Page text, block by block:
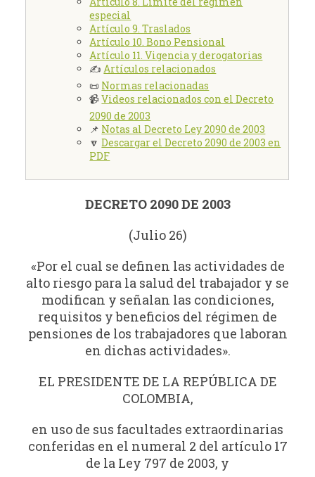
especial
Artículo 9. Traslados
Artículo 10. Bono Pensional
Artículo 11. Vigencia y derogatorias
✍️ Artículos relacionados
📜 Normas relacionadas
📹Videos relacionados con el Decreto
2090 de 2003
📌 Notas al Decreto Ley 2090 de 2003
🔽Descargar el Decreto 2090 de 2003 en
PDF
DECRETO 2090 DE 2003
(Julio 26)
«Por el cual se definen las actividades de
alto riesgo para la salud del trabajador y se
modifican y señalan las condiciones,
requisitos y beneficios del régimen de
pensiones de los trabajadores que laboran
en dichas actividades».
EL PRESIDENTE DE LA REPÚBLICA DE
COLOMBIA,
en uso de sus facultades extraordinarias
conferidas en el numeral 2 del artículo 17
de la Ley 797 de 2003, y